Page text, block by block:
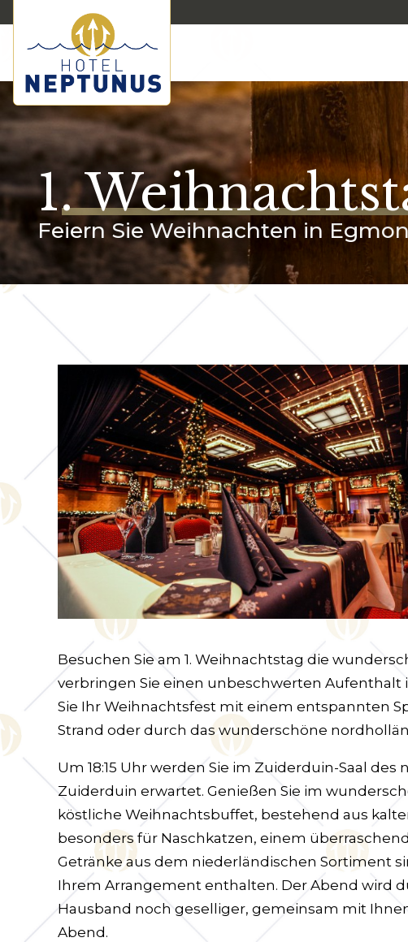
1.
Feiern Sie Weihnachten in
Besuchen Sie am 1. Weihnachtstag die
verbringen Sie einen unbeschwerten Aufenthalt
Sie Ihr Weihnachtsfest mit einem entspannten
Strand oder durch das wunderschöne
Um 18:15 Uhr werden Sie im Zuiderduin-Saal
Zuiderduin erwartet. Genießen Sie im
köstliche Weihnachtsbuffet, bestehend aus
besonders für Naschkatzen, einem
Getränke aus dem niederländischen Sortiment
Ihrem Arrangement enthalten. Der Abend wird
Hausband noch geselliger, gemeinsam mit
Abend.